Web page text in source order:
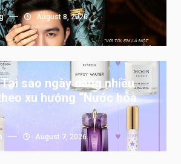
August 8, 2026
sao ngày càng nhiều
xu hướng “Nước hoa
August 7, 2026